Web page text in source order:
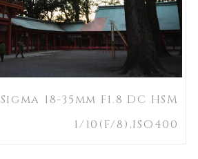
Sigma 18-35mm F1.8 DC HSM
1/10(F/8),ISO400